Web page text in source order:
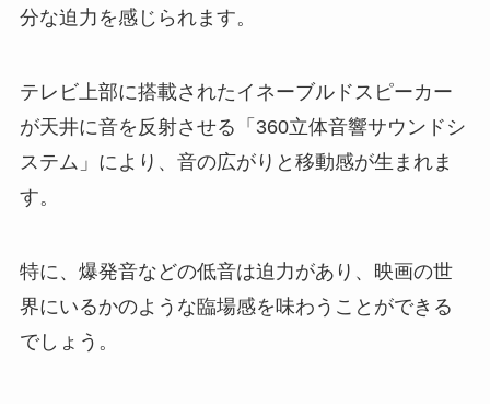
分な迫力を感じられます。
テレビ上部に搭載されたイネーブルドスピーカー
が天井に音を反射させる「360立体音響サウンドシ
ステム」により、音の広がりと移動感が生まれま
す。
特に、爆発音などの低音は迫力があり、映画の世
界にいるかのような臨場感を味わうことができる
でしょう。